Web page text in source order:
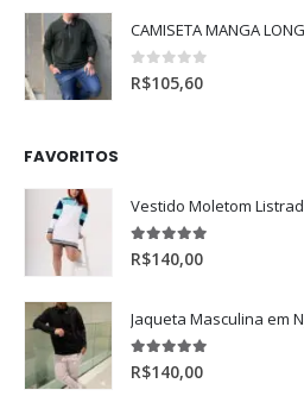
0 de 5
R$105,60
FAVORITOS
Vestido Moletom
5.00de 5
R$140,00
Jaqueta Masculina em
5.00de 5
R$140,00